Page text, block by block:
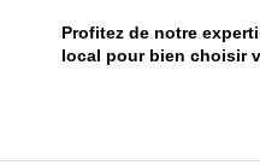
Profitez de notre
local pour bien choisir